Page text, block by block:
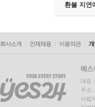
환불 지연
회사소개 인재채용 이용약관
대표
주소
사업